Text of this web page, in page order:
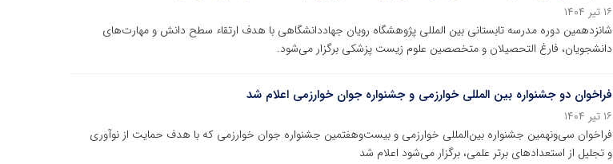
۱۶ تیر ۱۴۰۴
شانزدهمین دوره مدرسه تابستانی بین المللی پژوهشگاه رویان جهاددانشگاهی با هدف ارتقاء سطح دانش و مهارت‌های
دانشجویان، فارغ التحصیلان و متخصصین علوم زیست پزشکی برگزار می‌شود.
فراخوان دو جشنواره بین المللی خوارزمی و جشنواره جوان خوارزمی اعلام شد
۱۶ تیر ۱۴۰۴
فراخوان سی‌ونهمین جشنواره بین‌المللی خوارزمی و بیست‌وهفتمین جشنواره جوان خوارزمی که با هدف حمایت از نوآوری
و تجلیل از استعدادهای برتر علمی، برگزار می‌شود اعلام شد